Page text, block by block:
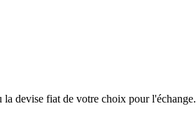
devise fiat de votre choix pour l'échange.